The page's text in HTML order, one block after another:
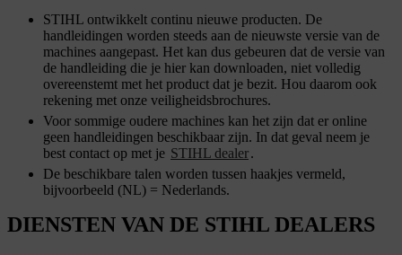
STIHL ontwikkelt continu nieuwe producten. De
handleidingen worden steeds aan de nieuwste versie van de
machines aangepast. Het kan dus gebeuren dat de versie van
de handleiding die je hier kan downloaden, niet volledig
overeenstemt met het product dat je bezit. Hou daarom ook
rekening met onze veiligheidsbrochures.
Voor sommige oudere machines kan het zijn dat er online
geen handleidingen beschikbaar zijn. In dat geval neem je
best contact op met je STIHL dealer.
De beschikbare talen worden tussen haakjes vermeld,
bijvoorbeeld (NL) = Nederlands.
DIENSTEN VAN DE STIHL DEALERS